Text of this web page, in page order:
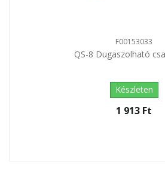
F00153033
QS-8 Dugaszolható
Készleten
1 913 Ft‎